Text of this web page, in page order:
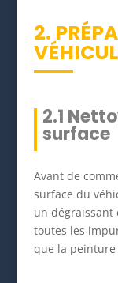
2.
2.1
surface
Avant de
surface du
un
toutes les
que la